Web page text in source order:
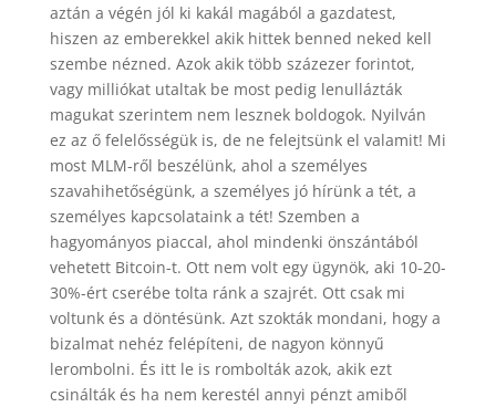
aztán a végén jól ki kakál magából a gazdatest,
hiszen az emberekkel akik hittek benned neked kell
szembe nézned. Azok akik több százezer forintot,
vagy milliókat utaltak be most pedig lenullázták
magukat szerintem nem lesznek boldogok. Nyilván
ez az ő felelősségük is, de ne felejtsünk el valamit! Mi
most MLM-ről beszélünk, ahol a személyes
szavahihetőségünk, a személyes jó hírünk a tét, a
személyes kapcsolataink a tét! Szemben a
hagyományos piaccal, ahol mindenki önszántából
vehetett Bitcoin-t. Ott nem volt egy ügynök, aki 10-20-
30%-ért cserébe tolta ránk a szajrét. Ott csak mi
voltunk és a döntésünk. Azt szokták mondani, hogy a
bizalmat nehéz felépíteni, de nagyon könnyű
lerombolni. És itt le is rombolták azok, akik ezt
csinálták és ha nem kerestél annyi pénzt amiből